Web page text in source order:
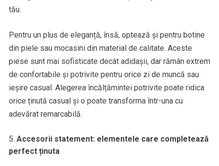
tău.
Pentru un plus de eleganță, însă, optează și pentru botine
din piele sau mocasini din material de calitate. Aceste
piese sunt mai sofisticate decât adidașii, dar rămân extrem
de confortabile și potrivite pentru orice zi de muncă sau
ieșire casual. Alegerea încălțămintei potrivite poate ridica
orice ținută casual și o poate transforma într-una cu
adevărat remarcabilă.
Accesorii statement: elementele care completează
perfect ținuta